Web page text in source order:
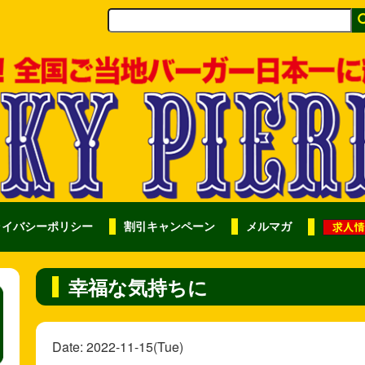
バシーポリシー 割引キャンペーン メルマガ
幸福な気持ちに
Date: 2022-11-15(Tue)